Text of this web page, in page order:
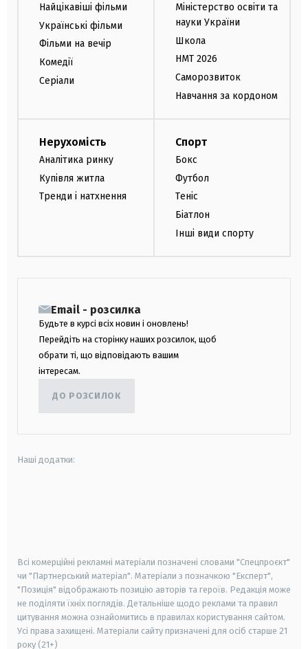
Найцікавіші фільми
Українські фільми
Фільми на вечір
Комедії
Серіали
Міністерство освіти та
науки України
Школа
НМТ 2026
Саморозвиток
Навчання за кордоном
Нерухомість
Аналітика ринку
Купівля житла
Тренди і натхнення
Спорт
Бокс
Футбол
Теніс
Біатлон
Інші види спорту
Email - розсилка
Будьте в курсі всіх новин і оновлень!
Перейдіть на сторінку наших розсилок, щоб
обрати ті, що відповідають вашим
інтересам.
ДО РОЗСИЛОК
Наші додатки:
Всі комерційні рекламні матеріали позначені словами "Спецпроєкт"
чи "Партнерський матеріал". Матеріали з позначкою "Експерт",
"Позиція" відображають позицію авторів та героїв. Редакція може
не поділяти їхніх поглядів. Детальніше щодо реклами та правил
цитування можна ознайомитись в правилах користування сайтом.
Усі права захищені. Матеріали сайту призначені для осіб старше 21
року (21+)